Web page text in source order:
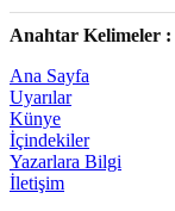
Anahtar Kelimeler :
Ana Sayfa
Uyarılar
Künye
İçindekiler
Yazarlara Bilgi
İletişim